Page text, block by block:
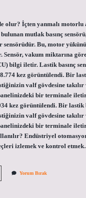
olur? İçten yanmalı
mutlak basınç
sensörüdür. Bu, motor
Sensör, vakum miktarına
bilgi iletir. Lastik basınç
kez görüntülendi. Bir
valf gövdesine takılır
bir terminale
kez görüntülendi. Bir lastik
valf gövdesine takılır
bir terminale
Endüstriyel
izlemek ve kontrol
Yorum Bırak